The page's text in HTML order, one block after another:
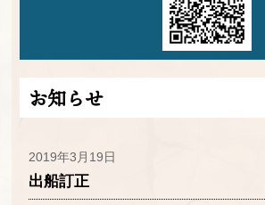
お知らせ
2019年3月19日
出船訂正